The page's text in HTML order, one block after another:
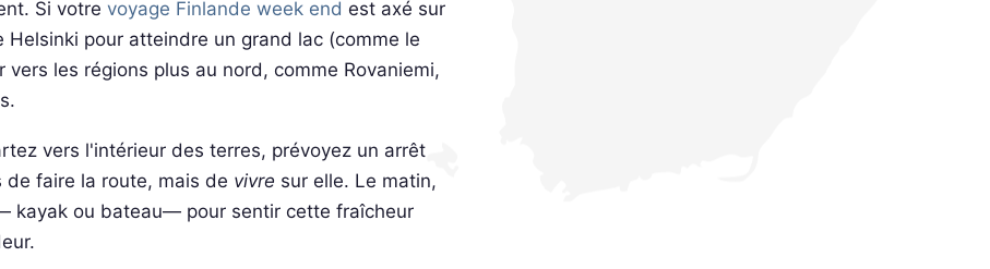
Si votre voyage Finlande week end est axé sur
pour atteindre un grand lac (comme le
les régions plus au nord, comme Rovaniemi,
vers l'intérieur des terres, prévoyez un arrêt
faire la route, mais de vivre sur elle. Le matin,
kayak ou bateau— pour sentir cette fraîcheur